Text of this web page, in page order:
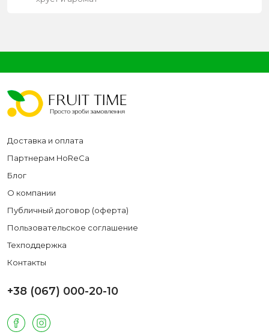
Доставка и оплата
Партнерам HoReCa
Блог
О компании
Публичный договор (оферта)
Пользовательское соглашение
Техподдержка
Контакты
+38 (067) 000-20-10